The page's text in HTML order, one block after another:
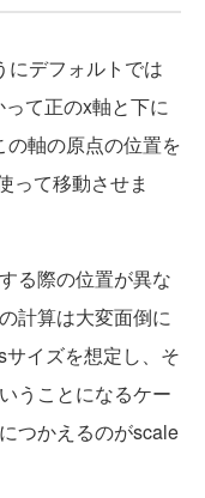
デフォルトでは
て正のx軸と下に
軸の原点の位置を
って移動させま
る際の位置が異な
計算は大変面倒に
イズを想定し、そ
うことになるケー
つかえるのがscale